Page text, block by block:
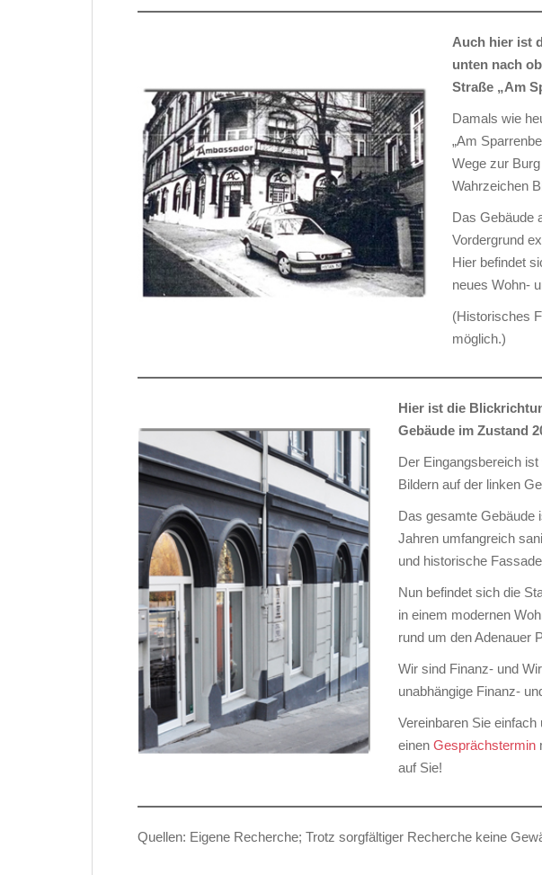
Auch hier ist
unten nach
Straße „Am
Damals wie
„Am
Wege zur
Wahrzeichen
Das Gebäude
Vordergrund
Hier befindet
neues Wohn-
(Historisches
möglich.)
Hier ist die
Gebäude im Zustand
Der Eingangsbereich
Bildern auf der linken
Das gesamte Gebäude
Jahren umfangreich
und historische
Nun befindet sich die
in einem modernen
rund um den Adenauer
Wir sind Finanz- und
unabhängige Finanz-
Vereinbaren Sie einfach
einenGesprächstermin
auf Sie!
Quellen: Eigene Recherche; Trotz sorgfältiger Recherche keine